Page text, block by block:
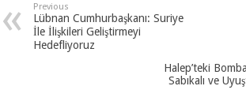
Previous
Lübnan Cumhurbaşkanı: Suriye
İle İlişkileri Geliştirmeyi
Hedefliyoruz
Halep’teki
Sabıkalı ve